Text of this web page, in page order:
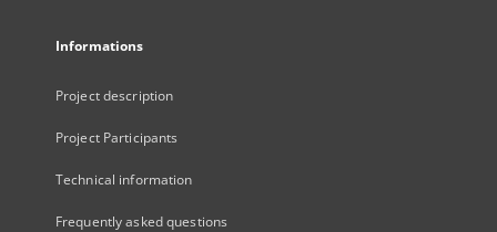
Informations
Project description
Project Participants
Technical information
Frequently asked questions